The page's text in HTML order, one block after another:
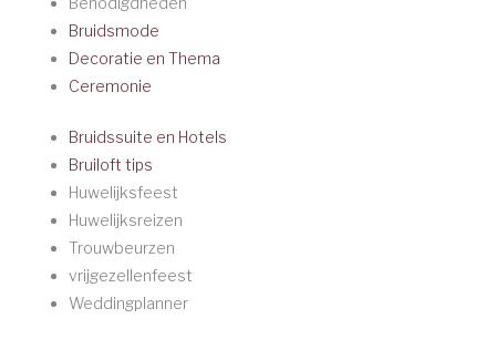
Bruidsmode
Decoratie en Thema
Ceremonie
Bruidssuite en Hotels
Bruiloft tips
Huwelijksfeest
Huwelijksreizen
Trouwbeurzen
vrijgezellenfeest
Weddingplanner